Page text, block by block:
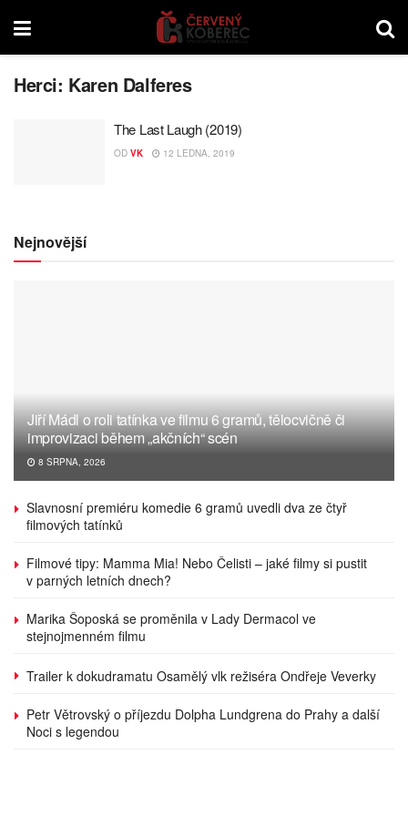
Herci: Karen Dalferes
The Last Laugh (2019)
OD VK 12 LEDNA, 2019
Nejnovější
Jiří Mádl o roli tatínka ve filmu 6 gramů, tělocvičně či
improvizaci během „akčních“ scén
8 SRPNA, 2026
Slavnosní premiéru komedie 6 gramů uvedli dva ze čtyř
filmových tatínků
Filmové tipy: Mamma Mia! Nebo Čelisti – jaké filmy si pustit
v parných letních dnech?
Marika Šoposká se proměnila v Lady Dermacol ve
stejnojmenném filmu
Trailer k dokudramatu Osamělý vlk režiséra Ondřeje Veverky
Petr Větrovský o příjezdu Dolpha Lundgrena do Prahy a další
Noci s legendou